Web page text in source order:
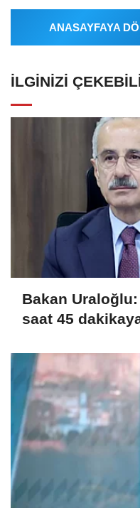
ANASAYFAYA
İLGINIZI
Bakan
saat 45